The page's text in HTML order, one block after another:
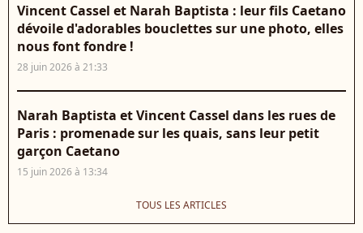
Vincent Cassel et Narah Baptista : leur fils Caetano
dévoile d'adorables bouclettes sur une photo, elles
nous font fondre !
28 juin 2026 à 21:33
Narah Baptista et Vincent Cassel dans les rues de
Paris : promenade sur les quais, sans leur petit
garçon Caetano
15 juin 2026 à 13:34
TOUS LES ARTICLES